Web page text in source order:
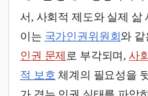
서, 사회적 제도와 실제 삶
이는 국가인권위원회 와 같
인권 문제 로 부각되며, 사
적 보호 체계의 필요성을